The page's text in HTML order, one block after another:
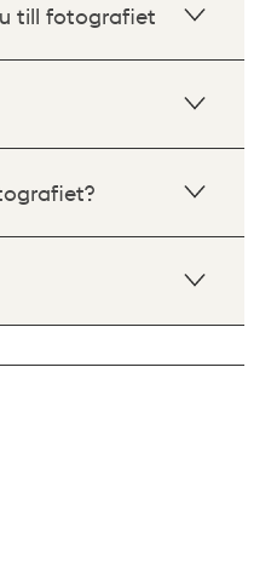
till fotografiet